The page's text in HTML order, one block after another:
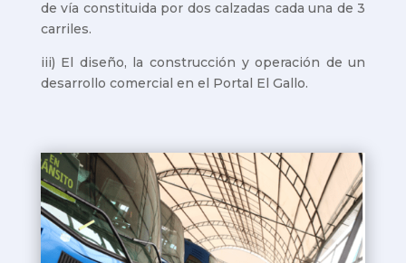
de vía constituida por dos calzadas cada una de 3
carriles.
iii) El diseño, la construcción y operación de un
desarrollo comercial en el Portal El Gallo.